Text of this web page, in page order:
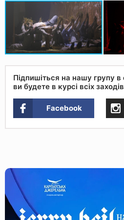
Підпишіться на нашу групу в
ви будете в курсі всіх заходів
Facebook